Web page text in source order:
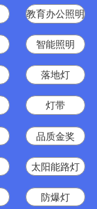
教育办公照明
智能照明
落地灯
灯带
品质金奖
太阳能路灯
防爆灯